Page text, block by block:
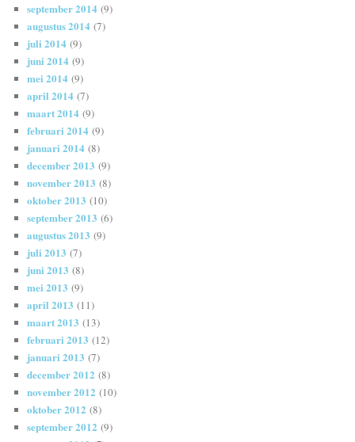
september 2014 (9)
augustus 2014 (7)
juli 2014 (9)
juni 2014 (9)
mei 2014 (9)
april 2014 (7)
maart 2014 (9)
februari 2014 (9)
januari 2014 (8)
december 2013 (9)
november 2013 (8)
oktober 2013 (10)
september 2013 (6)
augustus 2013 (9)
juli 2013 (7)
juni 2013 (8)
mei 2013 (9)
april 2013 (11)
maart 2013 (13)
februari 2013 (12)
januari 2013 (7)
december 2012 (8)
november 2012 (10)
oktober 2012 (8)
september 2012 (9)